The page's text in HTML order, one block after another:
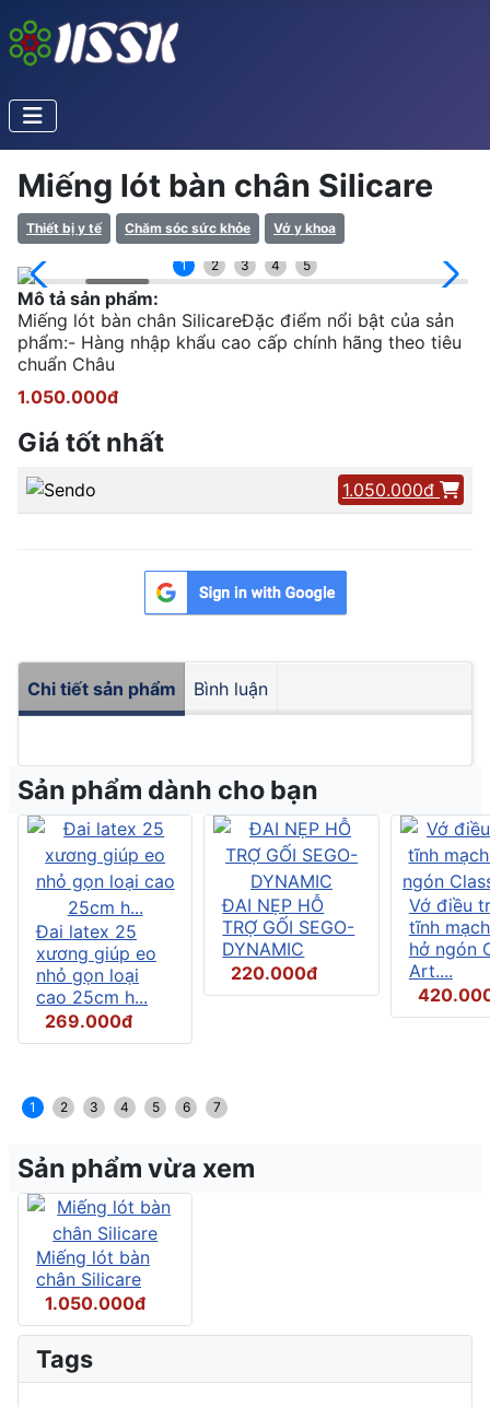
Miếng lót bàn chân Silicare
Thiết bị y tế Chăm sóc sức khỏe Vớ y khoa
1 2 3 4 5
Mô tả sản phẩm:
Miếng lót bàn chân SilicareĐặc điểm nổi bật của sản
phẩm:- Hàng nhập khẩu cao cấp chính hãng theo tiêu
chuẩn Châu
1.050.000đ
Giá tốt nhất
1.050.000đ
Chi tiết sản phẩm Bình luận
Sản phẩm dành cho bạn
Đai latex 25
xương giúp eo
nhỏ gọn loại
cao 25cm h...
269.000đ
ĐAI NẸP HỖ
TRỢ GỐI SEGO-
DYNAMIC
220.000đ
Vớ điều
tĩnh
hở ngón
Art....
1 2 3 4 5 6 7
Sản phẩm vừa xem
Miếng lót bàn
chân Silicare
1.050.000đ
Tags